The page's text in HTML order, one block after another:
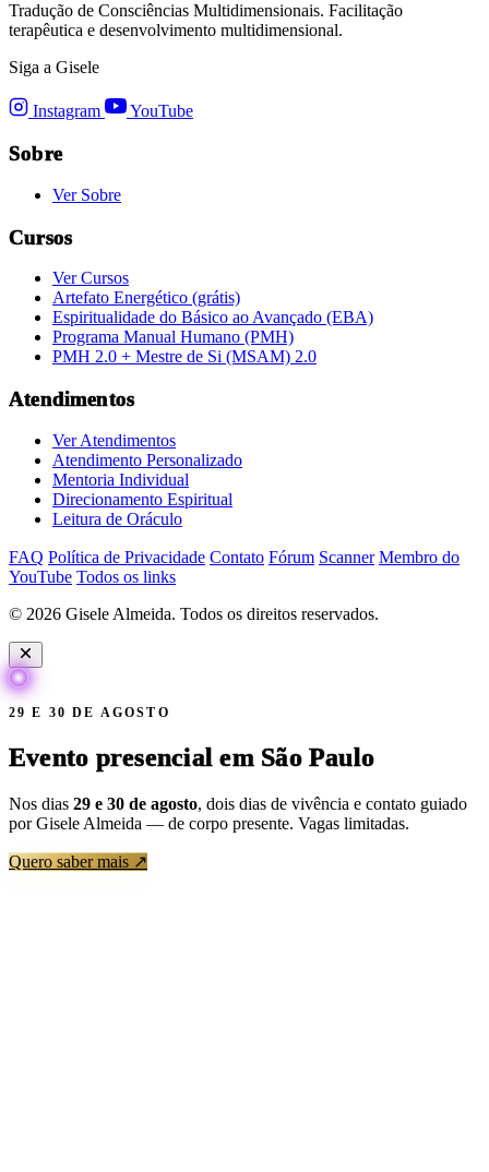
Tradução de Consciências Multidimensionais. Facilitação
terapêutica e desenvolvimento multidimensional.
Siga a Gisele
Instagram YouTube
Sobre
Ver Sobre
Cursos
Ver Cursos
Artefato Energético (grátis)
Espiritualidade do Básico ao Avançado (EBA)
Programa Manual Humano (PMH)
PMH 2.0 + Mestre de Si (MSAM) 2.0
Atendimentos
Ver Atendimentos
Atendimento Personalizado
Mentoria Individual
Direcionamento Espiritual
Leitura de Oráculo
FAQ Política de Privacidade Contato Fórum Scanner Membro do
YouTube Todos os links
© 2026 Gisele Almeida. Todos os direitos reservados.
29 E 30 DE AGOSTO
Evento presencial em São Paulo
Nos dias 29 e 30 de agosto, dois dias de vivência e contato guiado
por Gisele Almeida — de corpo presente. Vagas limitadas.
Quero saber mais ↗